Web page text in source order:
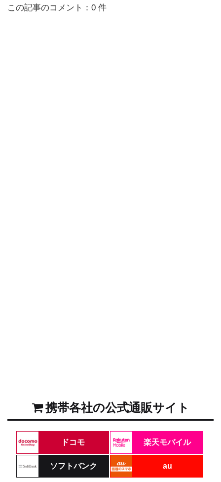
この記事のコメント：0 件
携帯各社の公式通販サイト
ドコモ 楽天モバイル
ソフトバンク au